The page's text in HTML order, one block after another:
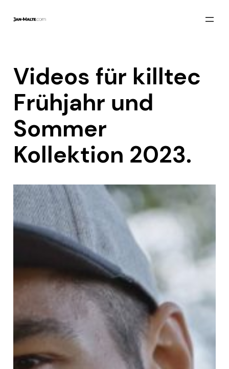
Inhalt
Videos für killtec
Frühjahr und
Sommer
Kollektion 2023.